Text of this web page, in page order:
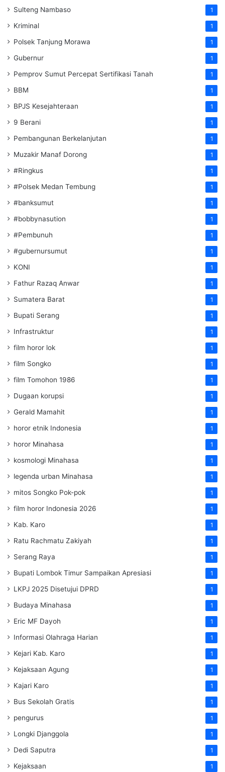
Sulteng Nambaso 1
Kriminal 1
Polsek Tanjung Morawa 1
Gubernur 1
Pemprov Sumut Percepat Sertifikasi Tanah 1
BBM 1
BPJS Kesejahteraan 1
9 Berani 1
Pembangunan Berkelanjutan 1
Muzakir Manaf Dorong 1
#Ringkus 1
#Polsek Medan Tembung 1
#banksumut 1
#bobbynasution 1
#Pembunuh 1
#gubernursumut 1
KONI 1
Fathur Razaq Anwar 1
Sumatera Barat 1
Bupati Serang 1
Infrastruktur 1
film horor lok 1
film Songko 1
film Tomohon 1986 1
Dugaan korupsi 1
Gerald Mamahit 1
horor etnik Indonesia 1
horor Minahasa 1
kosmologi Minahasa 1
legenda urban Minahasa 1
mitos Songko Pok-pok 1
film horor Indonesia 2026 1
Kab. Karo 1
Ratu Rachmatu Zakiyah 1
Serang Raya 1
Bupati Lombok Timur Sampaikan Apresiasi 1
LKPJ 2025 Disetujui DPRD 1
Budaya Minahasa 1
Eric MF Dayoh 1
Informasi Olahraga Harian 1
Kejari Kab. Karo 1
Kejaksaan Agung 1
Kajari Karo 1
Bus Sekolah Gratis 1
pengurus 1
Longki Djanggola 1
Dedi Saputra 1
Kejaksaan 1